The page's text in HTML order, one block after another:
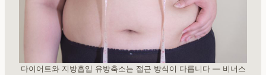
다이어트와 지방흡입 유방축소는 접근 방식이 다릅니다 — 비너스